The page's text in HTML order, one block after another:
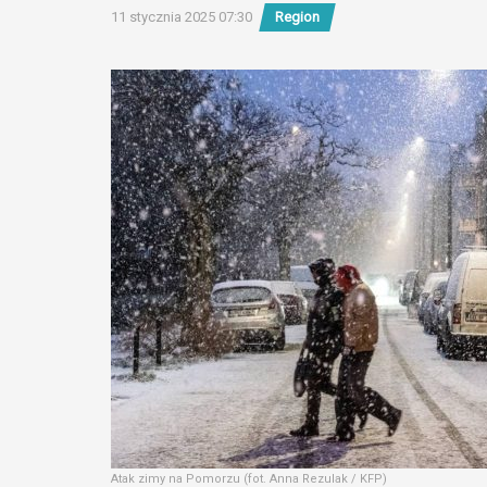
11 stycznia 2025 07:30 Region
Atak zimy na Pomorzu (fot. Anna Rezulak / KFP)